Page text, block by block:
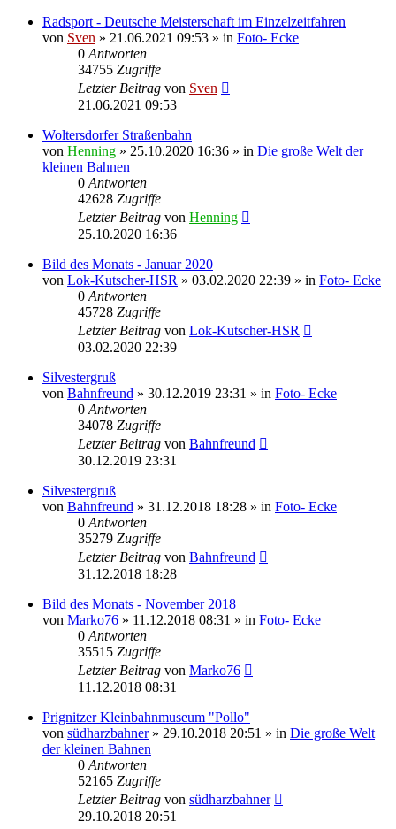
Radsport - Deutsche Meisterschaft im Einzelzeitfahren
von Sven » 21.06.2021 09:53 » in Foto- Ecke
0 Antworten
34755 Zugriffe
Letzter Beitrag von Sven
21.06.2021 09:53
Woltersdorfer Straßenbahn
von Henning » 25.10.2020 16:36 » in Die große Welt der
kleinen Bahnen
0 Antworten
42628 Zugriffe
Letzter Beitrag von Henning
25.10.2020 16:36
Bild des Monats - Januar 2020
von Lok-Kutscher-HSR » 03.02.2020 22:39 » in Foto- Ecke
0 Antworten
45728 Zugriffe
Letzter Beitrag von Lok-Kutscher-HSR
03.02.2020 22:39
Silvestergruß
von Bahnfreund » 30.12.2019 23:31 » in Foto- Ecke
0 Antworten
34078 Zugriffe
Letzter Beitrag von Bahnfreund
30.12.2019 23:31
Silvestergruß
von Bahnfreund » 31.12.2018 18:28 » in Foto- Ecke
0 Antworten
35279 Zugriffe
Letzter Beitrag von Bahnfreund
31.12.2018 18:28
Bild des Monats - November 2018
von Marko76 » 11.12.2018 08:31 » in Foto- Ecke
0 Antworten
35515 Zugriffe
Letzter Beitrag von Marko76
11.12.2018 08:31
Prignitzer Kleinbahnmuseum "Pollo"
von südharzbahner» 29.10.2018 20:51 » in Die große Welt
der kleinen Bahnen
0 Antworten
52165 Zugriffe
Letzter Beitrag von südharzbahner
29.10.2018 20:51